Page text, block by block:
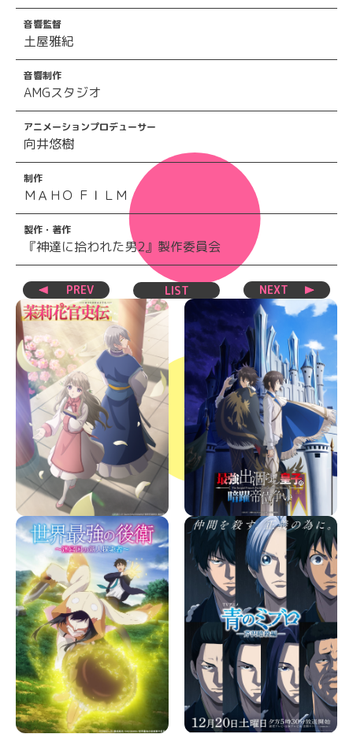
音響監督
土屋雅紀
音響制作
AMGスタジオ
アニメーションプロデューサー
向井悠樹
制作
ＭＡＨＯ ＦＩＬＭ
製作・著作
『神達に拾われた男2』製作委員会
PREV LIST NEXT